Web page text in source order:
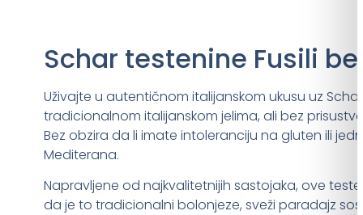
Schar testenine Fusili
Uživajte u autentičnom italijanskom ukusu uz
tradicionalnom italijanskom jelima, ali bez prisustva
Bez obzira da li imate intoleranciju na gluten ili
Mediterana.
Napravljene od najkvalitetnijih sastojaka, ove
da je to tradicionalni bolonjeze, sveži paradajz